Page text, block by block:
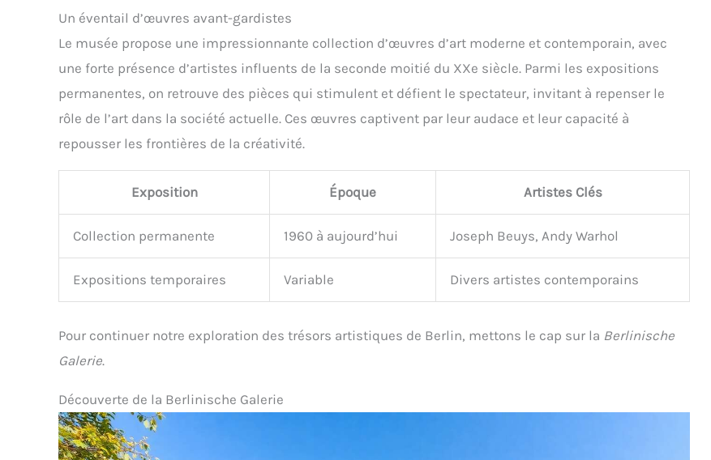
Un éventail d’œuvres avant-gardistes
Le musée propose une impressionnante collection d’œuvres d’art moderne et contemporain, avec
une forte présence d’artistes influents de la seconde moitié du XXe siècle. Parmi les expositions
permanentes, on retrouve des pièces qui stimulent et défient le spectateur, invitant à repenser le
rôle de l’art dans la société actuelle. Ces œuvres captivent par leur audace et leur capacité à
repousser les frontières de la créativité.
Exposition Époque Artistes Clés
Collection permanente 1960 à aujourd’hui Joseph Beuys, Andy Warhol
Expositions temporaires Variable Divers artistes contemporains
Pour continuer notre exploration des trésors artistiques de Berlin, mettons le cap sur la Berlinische
Galerie.
Découverte de la Berlinische Galerie